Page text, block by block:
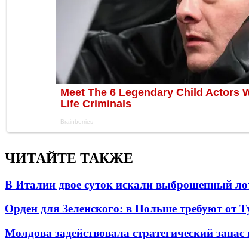
ЧИТАЙТЕ ТАКЖЕ
В Италии двое суток искали выброшенный
Орден для Зеленского: в Польше требуют от
Молдова задействовала стратегический